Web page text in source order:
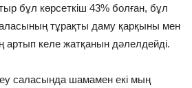
бұл көрсеткіш 43% болған, бұл
тұрақты даму қарқыны мен
артып келе жатқанын дәлелдейді.
саласында шамамен екі мың